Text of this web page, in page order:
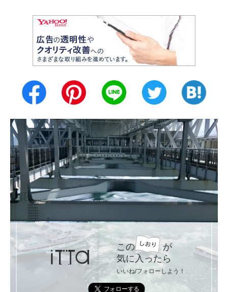
この
が
気に入ったら
いいね/フォローしよう！